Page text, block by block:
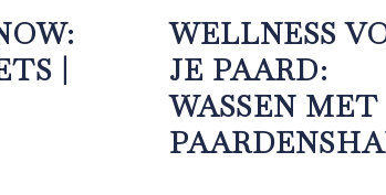
|
WELLNESS
JE PAARD:
WASSEN MET